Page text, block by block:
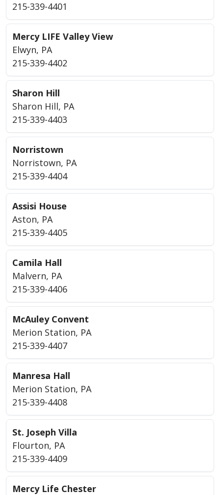
215-339-4401
Mercy LIFE Valley View
Elwyn, PA
215-339-4402
Sharon Hill
Sharon Hill, PA
215-339-4403
Norristown
Norristown, PA
215-339-4404
Assisi House
Aston, PA
215-339-4405
Camila Hall
Malvern, PA
215-339-4406
McAuley Convent
Merion Station, PA
215-339-4407
Manresa Hall
Merion Station, PA
215-339-4408
St. Joseph Villa
Flourton, PA
215-339-4409
Mercy Life Chester